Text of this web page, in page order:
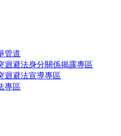
管道
迴避法身分關係揭露專區
迴避法宣導專區
專區